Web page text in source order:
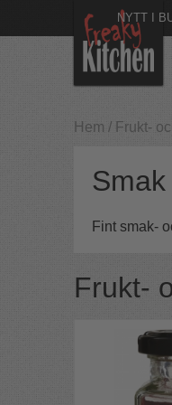
NYTT I
Hem / Frukt-
Fint smak-
Frukt-